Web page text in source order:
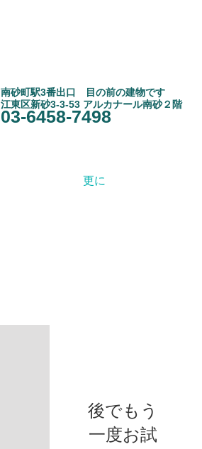
南砂町駅3​番出口 目の前の建物です
江東区新砂3-3-53 アルカナール南砂２階
03-6458-7498
更に
後でもう
一度お試